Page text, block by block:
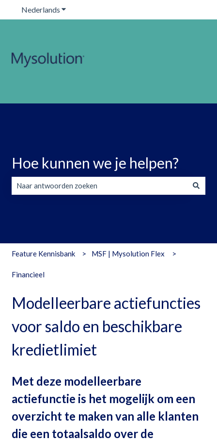
Nederlands Submenu tonen voor vertalingen
Hoe kunnen we je helpen?
Feature Kennisbank MSF | Mysolution Flex
Financieel
Modelleerbare actiefuncties
voor saldo en beschikbare
kredietlimiet
Met deze modelleerbare
actiefunctie is het mogelijk om een
overzicht te maken van alle klanten
die een totaalsaldo over de